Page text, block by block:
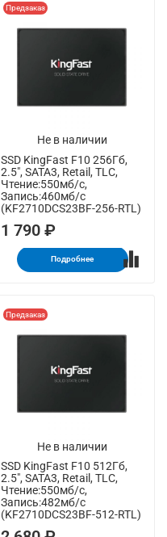
Не в наличии
Предзаказ
SSD KingFast F10 256Гб,
2.5", SATA3, Retail, TLC,
Чтение:550мб/с,
Запись:460мб/с
(KF2710DCS23BF-256-RTL)
1 790 ₽
Подробнее
Не в наличии
Предзаказ
SSD KingFast F10 512Гб,
2.5", SATA3, Retail, TLC,
Чтение:550мб/с,
Запись:482мб/с
(KF2710DCS23BF-512-RTL)